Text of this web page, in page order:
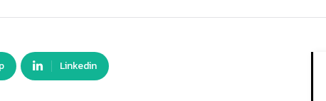
Linkedin